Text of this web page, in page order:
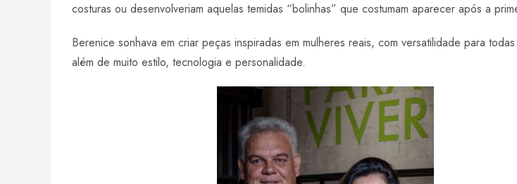
costuras ou desenvolveriam aquelas temidas “bolinhas” que costumam aparecer após a
Berenice sonhava em criar peças inspiradas em mulheres reais, com versatilidade para
além de muito estilo, tecnologia e personalidade.